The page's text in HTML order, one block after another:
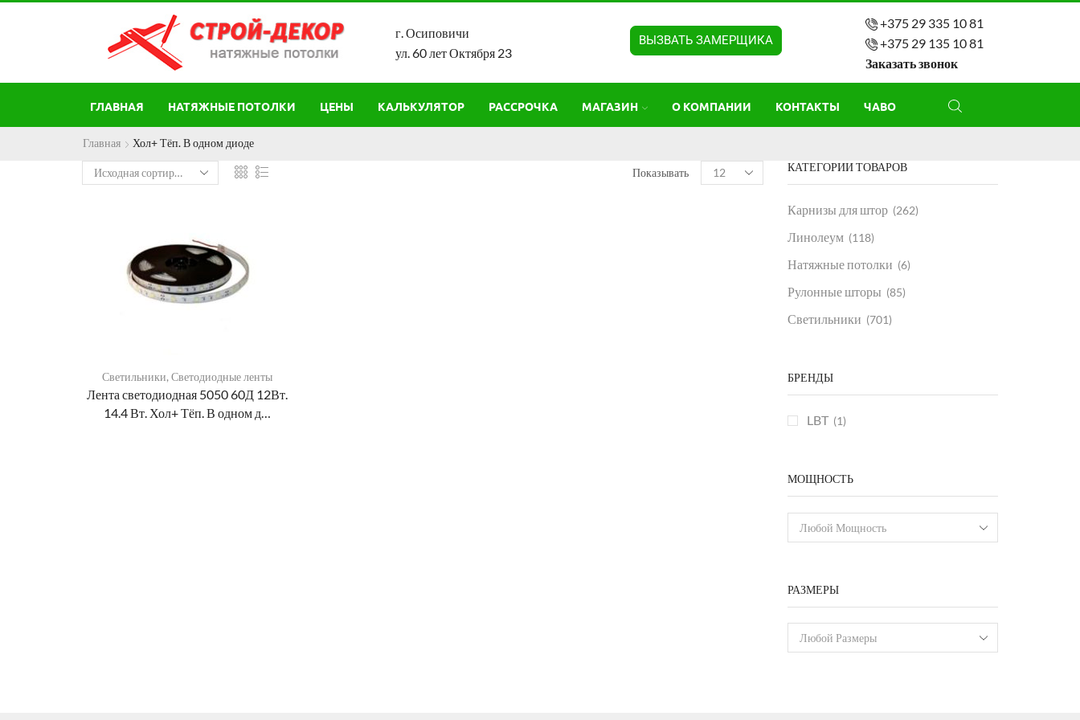
г. Осиповичи
ул. 60 лет Октября 23
ВЫЗВАТЬ ЗАМЕРЩИКА
+375 29 335 10 81
+375 29 135 10 81
Заказать звонок
ГЛАВНАЯ НАТЯЖНЫЕ ПОТОЛКИ ЦЕНЫ КАЛЬКУЛЯТОР РАССРОЧКА МАГАЗИН О КОМПАНИИ КОНТАКТЫ ЧАВО
Главная Хол+ Тёп. В одном диоде
Показывать
Светильники,Светодиодные ленты
Лента светодиодная 5050 60Д 12Вт.
14.4 Вт. Хол+ Тёп. В одном д…
КАТЕГОРИИ ТОВАРОВ
Карнизы для штор (262)
Линолеум (118)
Натяжные потолки (6)
Рулонные шторы (85)
Светильники (701)
БРЕНДЫ
LBT (1)
МОЩНОСТЬ
Любой Мощность
РАЗМЕРЫ
Любой Размеры